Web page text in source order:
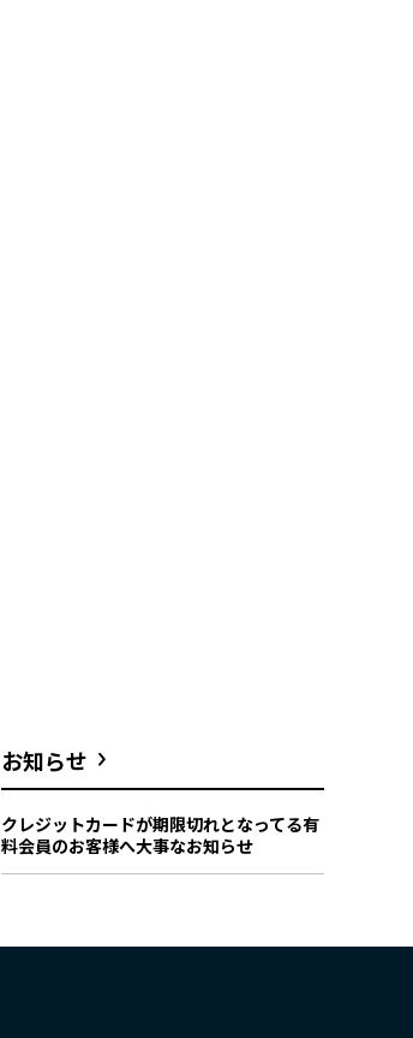
お知らせ
クレジットカードが期限切れとなってる有
料会員のお客様へ大事なお知らせ